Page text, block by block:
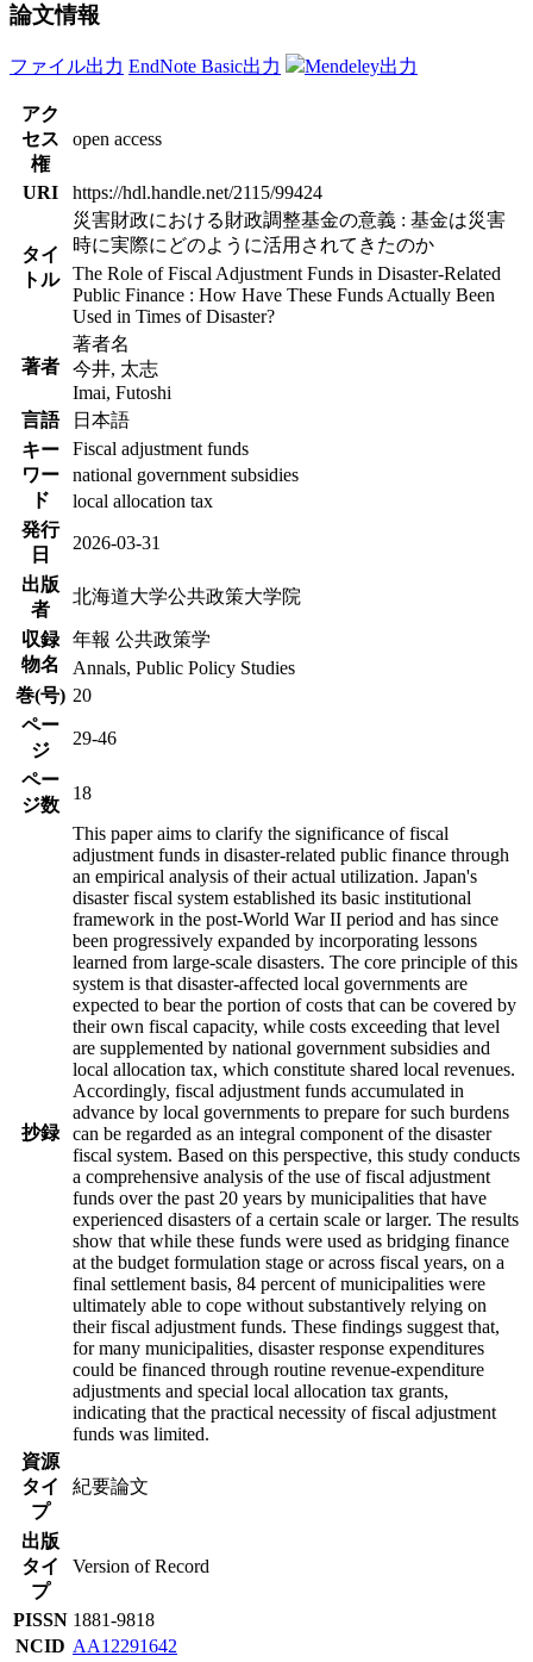
論文情報
ファイル出力 EndNote Basic出力 Mendeley出力
アク
セス
権
open access
URI https://hdl.handle.net/2115/99424
タイ
トル
災害財政における財政調整基金の意義 : 基金は災害
時に実際にどのように活用されてきたのか
The Role of Fiscal Adjustment Funds in Disaster-Related
Public Finance : How Have These Funds Actually Been
Used in Times of Disaster?
著者
著者名
今井, 太志
Imai, Futoshi
言語
日本語
キー
ワー
ド
Fiscal adjustment funds
national government subsidies
local allocation tax
発行
日
2026-03-31
出版
者
北海道大学公共政策大学院
収録
物名
年報 公共政策学
Annals, Public Policy Studies
巻(号) 20
ペー
ジ
29-46
ペー
ジ数
18
抄録
This paper aims to clarify the significance of fiscal
adjustment funds in disaster-related public finance through
an empirical analysis of their actual utilization. Japan's
disaster fiscal system established its basic institutional
framework in the post-World War II period and has since
been progressively expanded by incorporating lessons
learned from large-scale disasters. The core principle of this
system is that disaster-affected local governments are
expected to bear the portion of costs that can be covered by
their own fiscal capacity, while costs exceeding that level
are supplemented by national government subsidies and
local allocation tax, which constitute shared local revenues.
Accordingly, fiscal adjustment funds accumulated in
advance by local governments to prepare for such burdens
can be regarded as an integral component of the disaster
fiscal system. Based on this perspective, this study conducts
a comprehensive analysis of the use of fiscal adjustment
funds over the past 20 years by municipalities that have
experienced disasters of a certain scale or larger. The results
show that while these funds were used as bridging finance
at the budget formulation stage or across fiscal years, on a
final settlement basis, 84 percent of municipalities were
ultimately able to cope without substantively relying on
their fiscal adjustment funds. These findings suggest that,
for many municipalities, disaster response expenditures
could be financed through routine revenue-expenditure
adjustments and special local allocation tax grants,
indicating that the practical necessity of fiscal adjustment
funds was limited.
資源
タイ
プ
紀要論文
出版
タイ
プ
Version of Record
PISSN 1881-9818
NCID AA12291642